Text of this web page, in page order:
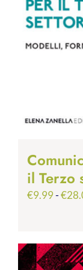
il Terzo
€9.99-€